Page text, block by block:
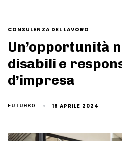
CONSULENZA DEL LAVORO
Un’opportunità
disabili e
d’impresa
FUTUHRO 18 APRILE 2024